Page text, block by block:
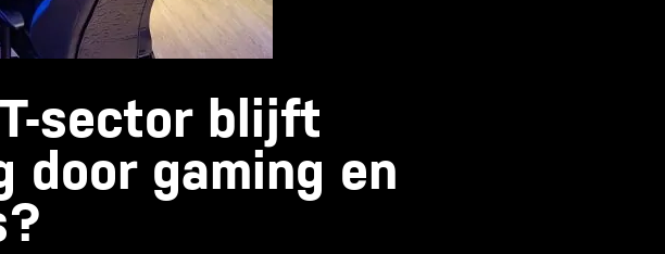
sector blijft
door gaming en